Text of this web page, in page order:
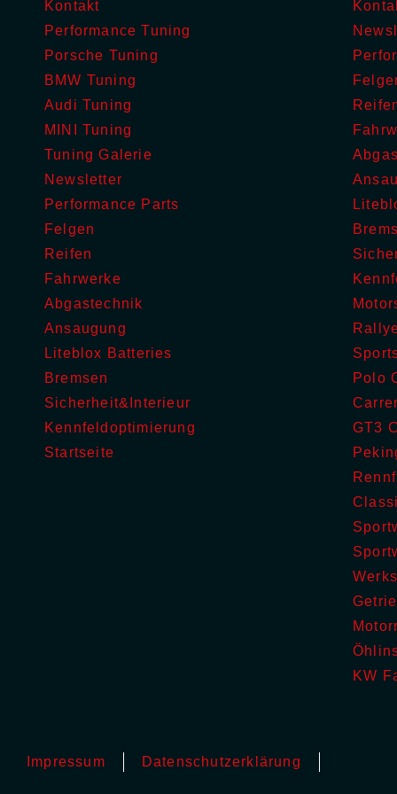
Kontakt
Performance Tuning
Porsche Tuning
BMW Tuning
Audi Tuning
MINI Tuning
Tuning Galerie
Newsletter
Performance Parts
Felgen
Reifen
Fahrwerke
Abgastechnik
Ansaugung
Liteblox Batteries
Bremsen
Sicherheit&Interieur
Kennfeldoptimierung
Startseite
Polo
GT3
KW
Impressum Datenschutzerklärung